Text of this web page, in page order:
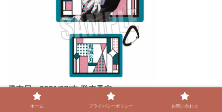
発売日：2021/07/中 発売予定
1,430円(税込)
ホーム プライバシーポリシー お問い合わせ